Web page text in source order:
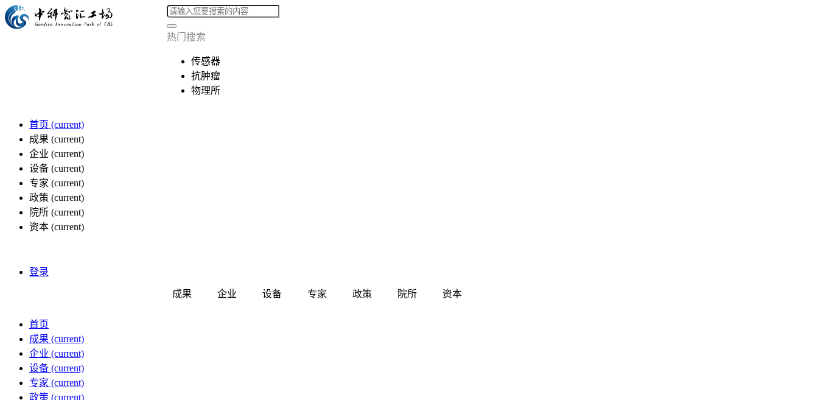
热门搜索
传感器
抗肿瘤
物理所
首页 (current)
成果 (current)
企业 (current)
设备 (current)
专家 (current)
政策 (current)
院所 (current)
资本 (current)
登录
成果 企业 设备 专家 政策 院所 资本
首页
成果 (current)
企业 (current)
设备 (current)
专家 (current)
政策 (current)